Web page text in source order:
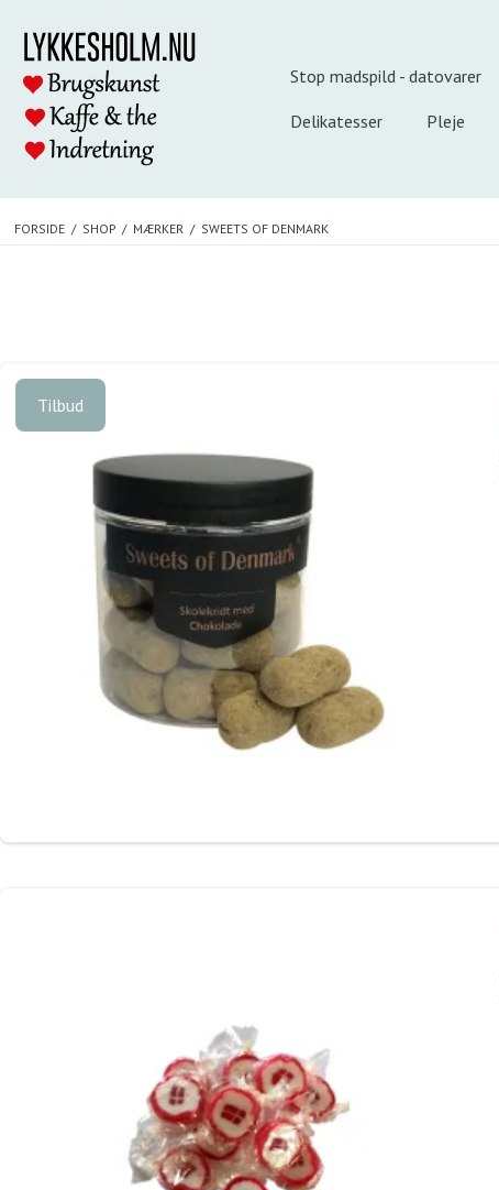
Stop madspild - datovarer
Delikatesser Pleje
FORSIDE / SHOP / MÆRKER / SWEETS OF DENMARK
Tilbud